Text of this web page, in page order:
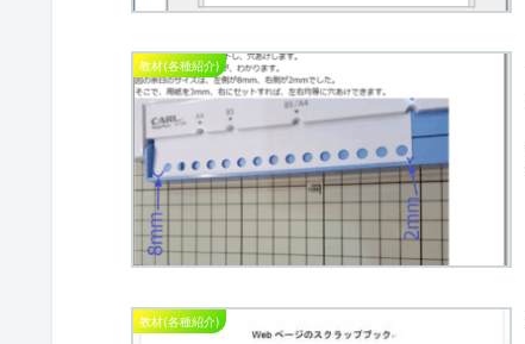
教材(各種紹介)
教材(各種紹介)